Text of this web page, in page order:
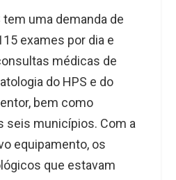
tem uma demanda de
exames por dia e
médicas de
do HPS e do
bem como
seis municípios. Com a
equipamento, os
que estavam